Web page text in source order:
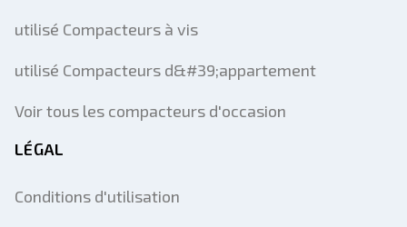
utilisé Compacteurs à vis
utilisé Compacteurs d&#39;appartement
Voir tous les compacteurs d'occasion
LÉGAL
Conditions d'utilisation